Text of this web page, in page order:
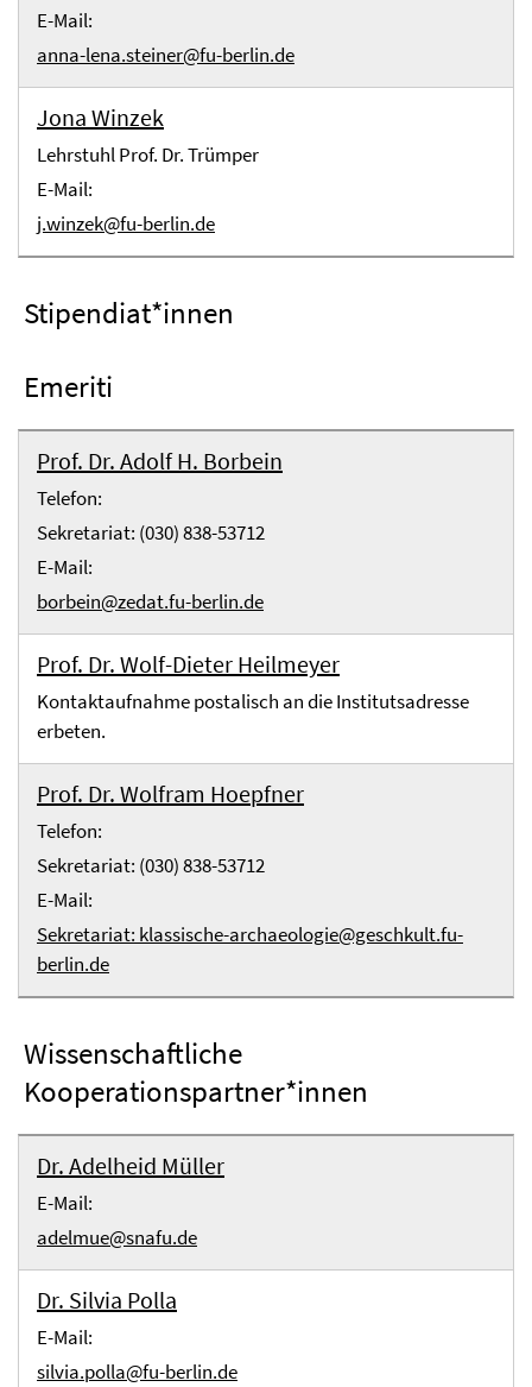
E-Mail:
anna-lena.steiner@fu-berlin.de
Jona Winzek
Lehrstuhl Prof. Dr. Trümper
E-Mail:
j.winzek@fu-berlin.de
Stipendiat*innen
Emeriti
Prof. Dr. Adolf H. Borbein
Telefon:
Sekretariat: (030) 838-53712
E-Mail:
borbein@zedat.fu-berlin.de
Prof. Dr. Wolf-Dieter Heilmeyer
Kontaktaufnahme postalisch an die Institutsadresse
erbeten.
Prof. Dr. Wolfram Hoepfner
Telefon:
Sekretariat: (030) 838-53712
E-Mail:
Sekretariat: klassische-archaeologie@geschkult.fu-
berlin.de
Wissenschaftliche
Kooperationspartner*innen
Dr. Adelheid Müller
E-Mail:
adelmue@snafu.de
Dr. Silvia Polla
E-Mail:
silvia.polla@fu-berlin.de